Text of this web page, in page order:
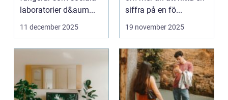
laboratorier d&aum...
11 december 2025
siffra på en fö...
19 november 2025